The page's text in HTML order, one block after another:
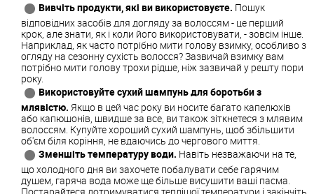
Вивчіть продукти, які ви використовуєте. Пошук
відповідних засобів для догляду за волоссям - це перший
крок, але знати, як і коли його використовувати, - зовсім інше.
Наприклад, як часто потрібно мити голову взимку, особливо з
огляду на сезонну сухість волосся? Зазвичай взимку вам
потрібно мити голову трохи рідше, ніж зазвичай у решту пори
року.
Використовуйте сухий шампунь для боротьби з
млявістю. Якщо в цей час року ви носите багато капелюхів
або капюшонів, швидше за все, ви також зіткнетеся з млявим
волоссям. Купуйте хороший сухий шампунь, щоб збільшити
об'єм біля коріння, не вдаючись до чергового миття.
Зменшіть температуру води. Навіть незважаючи на те,
що холодного дня ви захочете побалувати себе гарячим
душем, гаряча вода може ще більше висушити ваші пасма.